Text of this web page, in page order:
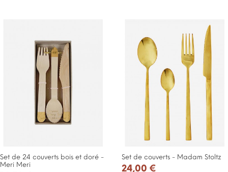
Set de 24 couverts bois et doré -
Meri Meri
Set de couverts - Madam Stoltz
24,00 €